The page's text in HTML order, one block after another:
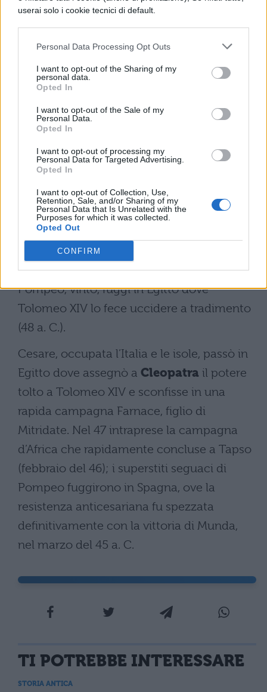
userai solo i cookie tecnici di default.
Personal Data Processing Opt Outs
I want to opt-out of the Sharing of my
personal data.
Opted In
I want to opt-out of the Sale of my
Personal Data.
Opted In
I want to opt-out of processing my
Personal Data for Targeted Advertising.
Opted In
I want to opt-out of Collection, Use,
Retention, Sale, and/or Sharing of my
Personal Data that Is Unrelated with the
Purposes for which it was collected.
Opted Out
CONFIRM
potere fondato sull’appoggio dell’esercito. A
sostituirlo nel comando della Gallia, Cesare,
conservare il proprio potere, si oppose con
la forza e nella notte del 10 gennaio
dell’anno 49 a.C.varcò in armi il
Rubicone
propria e la Gallia Cisalpina), occupò Rimini
e avanzò su Roma, dalla quale fuggirono
Pompeo e il Senato, passando nell’Illiria e
poi in Macedonia. La battaglia decisiva fu
combattuta a Farsalo in Tessaglia, e
Pompeo, vinto, fuggì in Egitto dove
Tolomeo XIV lo fece uccidere a tradimento
(48 a. C.).
Cesare, occupata l’Italia e le isole, passò in
Egitto dove assegnò a Cleopatra il potere
tolto a Tolomeo XIV e sconfisse in una
rapida campagna Farnace, figlio di
Mitridate. Nel 47 intraprese la campagna
d’Africa che rapidamente concluse a Tapso
(febbraio del 46); i superstiti seguaci di
Pompeo fuggirono in Spagna, ove la
resistenza anticesariana fu spezzata
definitivamente con la vittoria di Munda,
nel marzo del 45 a. C.
TI POTREBBE INTERESSARE
STORIA ANTICA